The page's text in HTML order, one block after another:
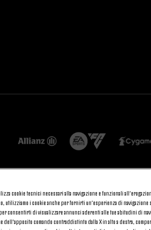
FATTURAZIONE ELETTRONICA
PRIVACY
CONTATTACI FAQ
cookie tecnici necessari alla navigazione e funzionali
utilizziamo i cookie anche per fornirti un’esperienza di
consentirti di visualizzare annunci aderenti alle tue abitudini di
dell’apposito comando contraddistinto dalla X in alto a destra,